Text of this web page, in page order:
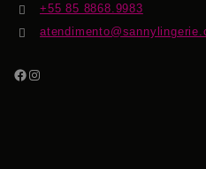
+55 85 8868.9983